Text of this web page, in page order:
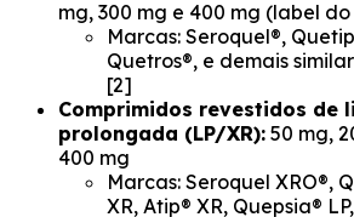
mg, 300 mg e 400 mg (label
Marcas: Seroquel®,
Quetros®, e demais
[2]
Comprimidos revestidos de
prolongada (LP/XR): 50 mg,
400 mg
Marcas: Seroquel XRO®,
XR, Atip® XR, Quepsia®